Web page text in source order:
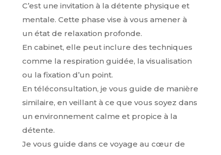
C’est une invitation à la détente physique et
mentale. Cette phase vise à vous amener à
un état de relaxation profonde.
En cabinet, elle peut inclure des techniques
comme la respiration guidée, la visualisation
ou la fixation d’un point.
En téléconsultation, je vous guide de manière
similaire, en veillant à ce que vous soyez dans
un environnement calme et propice à la
détente.
Je vous guide dans ce voyage au cœur de